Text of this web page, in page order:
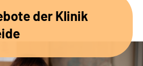
der Klinik